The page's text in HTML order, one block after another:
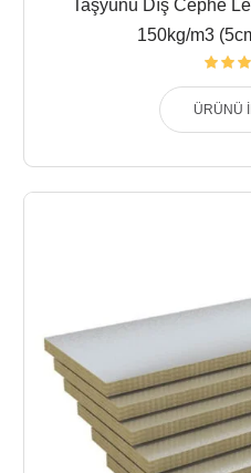
Taşyünü Dış Cephe
150kg/m3
ÜRÜNÜ